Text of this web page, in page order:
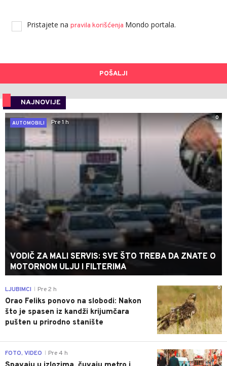
Pristajete na pravila korišćenja Mondo portala.
POŠALJI
NAJNOVIJE
0
AUTOMOBILI
Pre 1 h
VODIČ ZA MALI SERVIS: SVE ŠTO TREBA DA ZNATE O
MOTORNOM ULJU I FILTERIMA
0
LJUBIMCI Pre 2 h
Orao Feliks ponovo na slobodi: Nakon
što je spasen iz kandži krijumčara
pušten u prirodno stanište
0
FOTO, VIDEO Pre 4 h